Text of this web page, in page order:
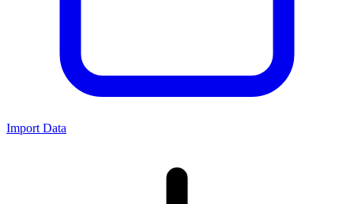
Import Data